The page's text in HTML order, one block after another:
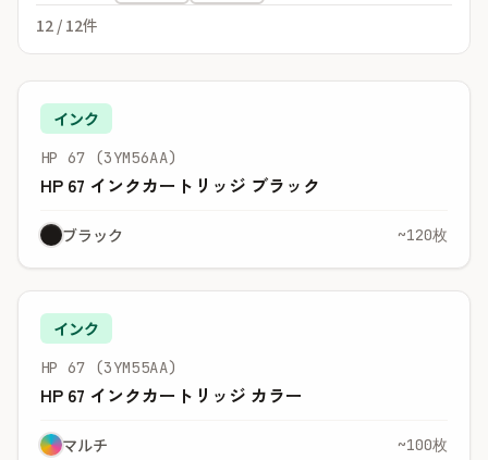
12 / 12件
インク
HP 67 (3YM56AA)
HP 67 インクカートリッジ ブラック
ブラック ~120枚
インク
HP 67 (3YM55AA)
HP 67 インクカートリッジ カラー
マルチ ~100枚